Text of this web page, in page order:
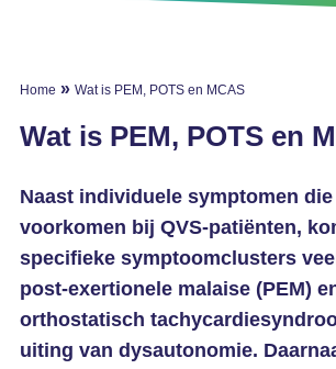
Home » Wat is PEM, POTS en MCAS
Wat is PEM, POTS en
Naast individuele symptomen
voorkomen bij QVS-patiënten,
specifieke symptoomclusters
post-exertionele malaise (PEM)
orthostatisch
uiting van dysautonomie.